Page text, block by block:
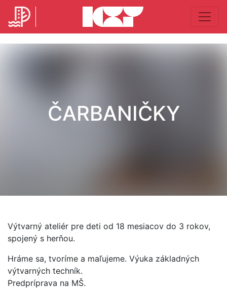
ČARBANIČKY
Výtvarný ateliér pre deti od 18 mesiacov do 3 rokov,
spojený s herňou.
Hráme sa, tvoríme a maľujeme. Výuka základných
výtvarných techník.
Predpríprava na MŠ.